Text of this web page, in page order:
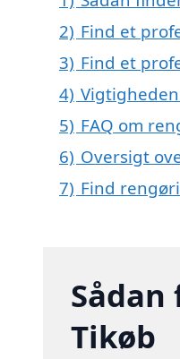
2) Find et
3) Find et
4)
5) FAQ om
6) Oversigt
7) Find
Tikøb